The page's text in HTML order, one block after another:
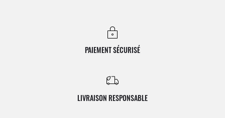
PAIEMENT SÉCURISÉ
LIVRAISON RESPONSABLE